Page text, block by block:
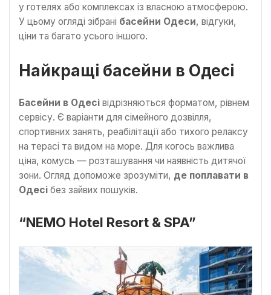
у готелях або комплексах із власною атмосферою.
У цьому огляді зібрані басейни Одеси, відгуки,
ціни та багато усього іншого.
Найкращі басейни в Одесі
Басейни в Одесі відрізняються форматом, рівнем
сервісу. Є варіанти для сімейного дозвілля,
спортивних занять, реабілітації або тихого релаксу
на терасі та видом на море. Для когось важлива
ціна, комусь — розташування чи наявність дитячої
зони. Огляд допоможе зрозуміти, де поплавати в
Одесі без зайвих пошуків.
“NEMO Hotel Resort & SPA”